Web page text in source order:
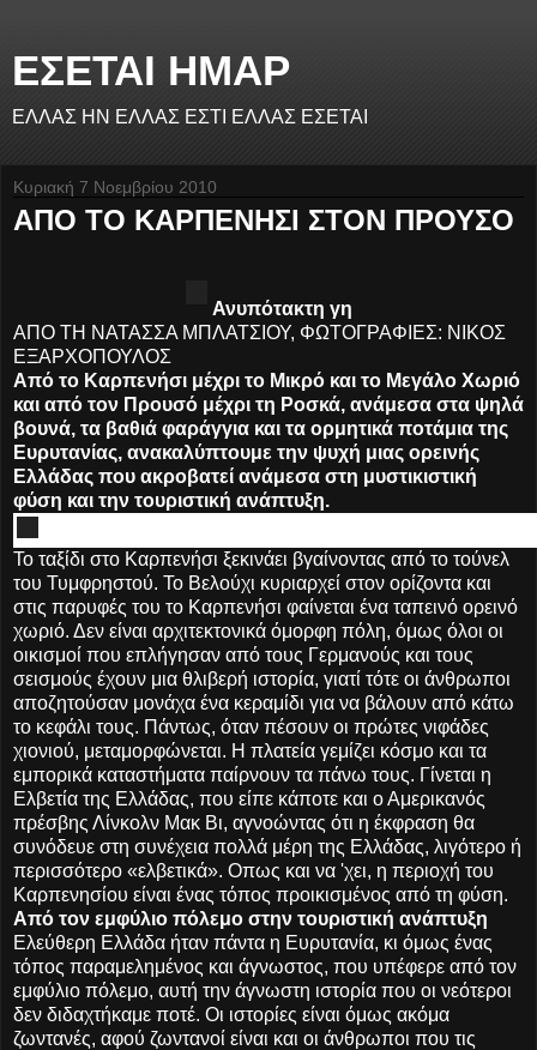
ΕΣΕΤΑΙ ΗΜΑΡ
ΕΛΛΑΣ ΗΝ ΕΛΛΑΣ ΕΣΤΙ ΕΛΛΑΣ ΕΣΕΤΑΙ
Κυριακή 7 Νοεμβρίου 2010
ΑΠΟ ΤΟ ΚΑΡΠΕΝΗΣΙ ΣΤΟΝ ΠΡΟΥΣΟ
Ανυπότακτη γη
ΑΠΟ ΤΗ ΝΑΤΑΣΣΑ ΜΠΛΑΤΣΙΟΥ, ΦΩΤΟΓΡΑΦΙΕΣ: ΝΙΚΟΣ
ΕΞΑΡΧΟΠΟΥΛΟΣ
Από το Καρπενήσι μέχρι το Μικρό και το Μεγάλο Χωριό
και από τον Προυσό μέχρι τη Ροσκά, ανάμεσα στα ψηλά
βουνά, τα βαθιά φαράγγια και τα ορμητικά ποτάμια της
Ευρυτανίας, ανακαλύπτουμε την ψυχή μιας ορεινής
Ελλάδας που ακροβατεί ανάμεσα στη μυστικιστική
φύση και την τουριστική ανάπτυξη.
Το ταξίδι στο Καρπενήσι ξεκινάει βγαίνοντας από το τούνελ
του Τυμφρηστού. Το Βελούχι κυριαρχεί στον ορίζοντα και
στις παρυφές του το Καρπενήσι φαίνεται ένα ταπεινό ορεινό
χωριό. Δεν είναι αρχιτεκτονικά όμορφη πόλη, όμως όλοι οι
οικισμοί που επλήγησαν από τους Γερμανούς και τους
σεισμούς έχουν μια θλιβερή ιστορία, γιατί τότε οι άνθρωποι
αποζητούσαν μονάχα ένα κεραμίδι για να βάλουν από κάτω
το κεφάλι τους. Πάντως, όταν πέσουν οι πρώτες νιφάδες
χιονιού, μεταμορφώνεται. Η πλατεία γεμίζει κόσμο και τα
εμπορικά καταστήματα παίρνουν τα πάνω τους. Γίνεται η
Ελβετία της Ελλάδας, που είπε κάποτε και ο Αμερικανός
πρέσβης Λίνκολν Μακ Βι, αγνοώντας ότι η έκφραση θα
συνόδευε στη συνέχεια πολλά μέρη της Ελλάδας, λιγότερο ή
περισσότερο «ελβετικά». Οπως και να 'χει, η περιοχή του
Καρπενησίου είναι ένας τόπος προικισμένος από τη φύση.
Από τον εμφύλιο πόλεμο στην τουριστική ανάπτυξη
Ελεύθερη Ελλάδα ήταν πάντα η Ευρυτανία, κι όμως ένας
τόπος παραμελημένος και άγνωστος, που υπέφερε από τον
εμφύλιο πόλεμο, αυτή την άγνωστη ιστορία που οι νεότεροι
δεν διδαχτήκαμε ποτέ. Οι ιστορίες είναι όμως ακόμα
ζωντανές, αφού ζωντανοί είναι και οι άνθρωποι που τις